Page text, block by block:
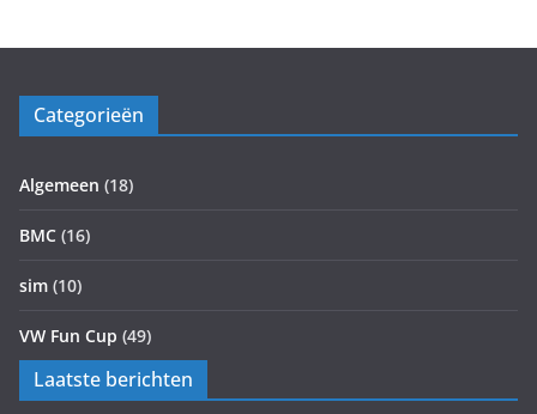
Categorieën
Algemeen (18)
BMC (16)
sim (10)
VW Fun Cup (49)
Laatste berichten